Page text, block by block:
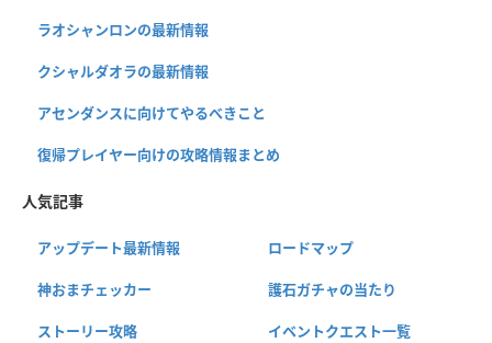
ラオシャンロンの最新情報
クシャルダオラの最新情報
アセンダンスに向けてやるべきこと
復帰プレイヤー向けの攻略情報まとめ
人気記事
アップデート最新情報 ロードマップ
神おまチェッカー 護石ガチャの当たり
ストーリー攻略 イベントクエスト一覧